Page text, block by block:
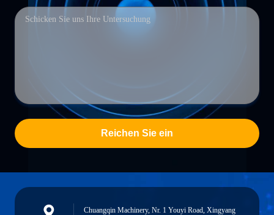
Reichen Sie ein
Chuangqin Machinery, Nr. 1 Youyi Road, Xingyang